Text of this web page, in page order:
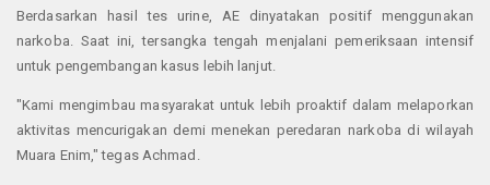
Berdasarkan hasil tes urine, AE dinyatakan positif menggunakan
narkoba. Saat ini, tersangka tengah menjalani pemeriksaan intensif
untuk pengembangan kasus lebih lanjut.
"Kami mengimbau masyarakat untuk lebih proaktif dalam melaporkan
aktivitas mencurigakan demi menekan peredaran narkoba di wilayah
Muara Enim," tegas Achmad.